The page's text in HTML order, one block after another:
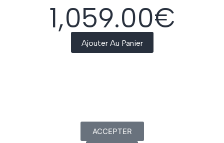
1,059.00€
Ajouter Au Panier
ACCEPTER